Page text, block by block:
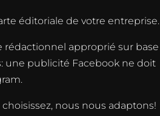
éditoriale de votre entreprise.
rédactionnel approprié sur base
une publicité Facebook ne doit
nous nous adaptons!